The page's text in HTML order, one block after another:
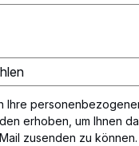
Ihre
erhoben, um Ihnen
zusenden zu